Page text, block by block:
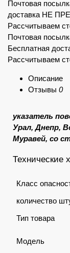
Почтовая
доставка НЕ
Рассчитываем
Почтовая
Бесплатная
Рассчитываем
Описание
Отзывы 0
указатель
Урал, Днепр,
Муравей, со
Технические
Класс
количество
Тип товара
Модель